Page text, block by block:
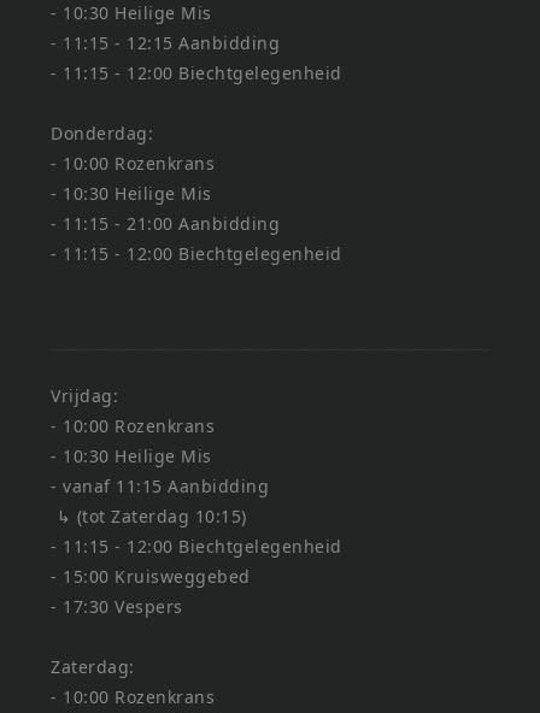
- 10:30 Heilige Mis
- 11:15 - 12:15 Aanbidding
- 11:15 - 12:00 Biechtgelegenheid
Donderdag:
- 10:00 Rozenkrans
- 10:30 Heilige Mis
- 11:15 - 21:00 Aanbidding
- 11:15 - 12:00 Biechtgelegenheid
Vrijdag:
- 10:00 Rozenkrans
- 10:30 Heilige Mis
- vanaf 11:15 Aanbidding
↳ (tot Zaterdag 10:15)
- 11:15 - 12:00 Biechtgelegenheid
- 15:00 Kruisweggebed
- 17:30 Vespers
Zaterdag:
- 10:00 Rozenkrans